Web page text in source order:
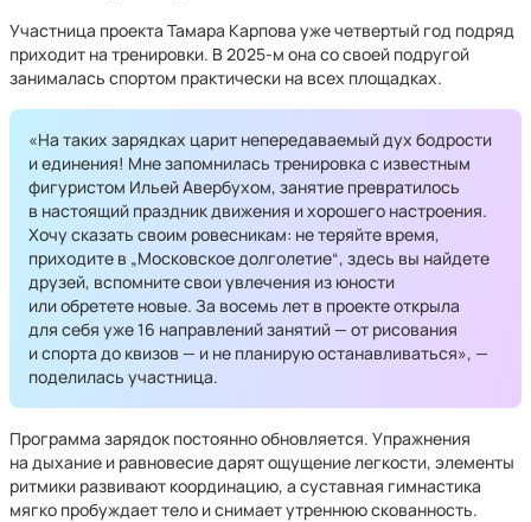
Участница проекта Тамара Карпова уже четвертый год подряд
приходит на тренировки. В 2025-м она со своей подругой
занималась спортом практически на всех площадках.
«На таких зарядках царит непередаваемый дух бодрости
и единения! Мне запомнилась тренировка с известным
фигуристом Ильей Авербухом, занятие превратилось
в настоящий праздник движения и хорошего настроения.
Хочу сказать своим ровесникам: не теряйте время,
приходите в „Московское долголетие“, здесь вы найдете
друзей, вспомните свои увлечения из юности
или обретете новые. За восемь лет в проекте открыла
для себя уже 16 направлений занятий — от рисования
и спорта до квизов — и не планирую останавливаться», —
поделилась участница.
Программа зарядок постоянно обновляется. Упражнения
на дыхание и равновесие дарят ощущение легкости, элементы
ритмики развивают координацию, а суставная гимнастика
мягко пробуждает тело и снимает утреннюю скованность.